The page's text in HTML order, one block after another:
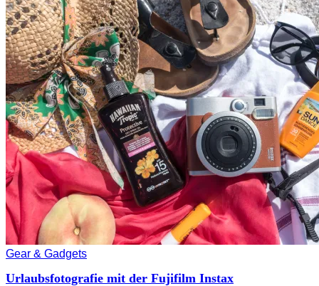
Gear & Gadgets
Urlaubsfotografie mit der Fujifilm Instax